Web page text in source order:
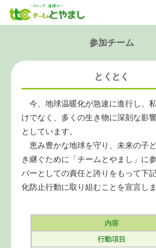
参加チーム
とくとく
今、地球温暖化が急速に進行し、
けでなく、多くの生き物に深刻な影
としています。
恵み豊かな地球を守り、未来の子ど
き継ぐために「チームとやまし」に
バーとしての責任と誇りをもって下
化防止行動に取り組むことを宣言しま
内容
行動項目